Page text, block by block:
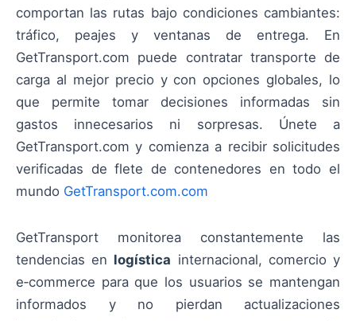
comportan las rutas bajo condiciones cambiantes:
tráfico, peajes y ventanas de entrega. En
GetTransport.com puede contratar transporte de
carga al mejor precio y con opciones globales, lo
que permite tomar decisiones informadas sin
gastos innecesarios ni sorpresas. Únete a
GetTransport.com y comienza a recibir solicitudes
verificadas de flete de contenedores en todo el
mundo GetTransport.com.com
GetTransport monitorea constantemente las
tendencias en logística internacional, comercio y
e‑commerce para que los usuarios se mantengan
informados y no pierdan actualizaciones